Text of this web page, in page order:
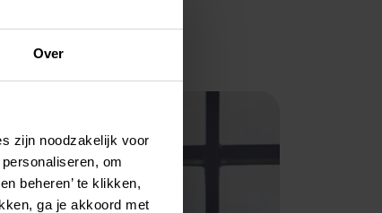
Over
zijn noodzakelijk voor
om
beheren’ te klikken,
ga je akkoord met